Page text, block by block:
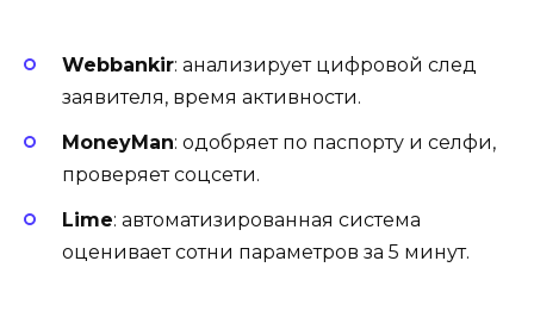
Webbankir: анализирует цифровой след
заявителя, время активности.
MoneyMan: одобряет по паспорту и селфи,
проверяет соцсети.
Lime: автоматизированная система
оценивает сотни параметров за 5 минут.